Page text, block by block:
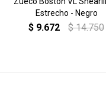
Estrecho - Negro
$ 9.672 $ 14.750